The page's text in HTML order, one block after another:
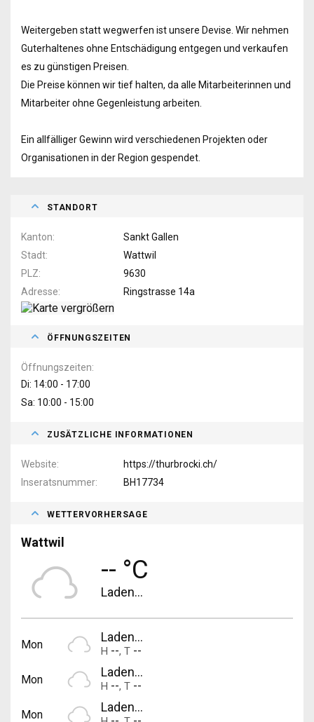
Weitergeben statt wegwerfen ist unsere Devise. Wir nehmen
Guterhaltenes ohne Entschädigung entgegen und verkaufen
es zu günstigen Preisen.
Die Preise können wir tief halten, da alle Mitarbeiterinnen und
Mitarbeiter ohne Gegenleistung arbeiten.
Ein allfälliger Gewinn wird verschiedenen Projekten oder
Organisationen in der Region gespendet.
STANDORT
Kanton
Sankt Gallen
Stadt
Wattwil
PLZ
9630
Adresse
Ringstrasse 14a
ÖFFNUNGSZEITEN
Öffnungszeiten
Di: 14:00 - 17:00
Sa: 10:00 - 15:00
ZUSÄTZLICHE INFORMATIONEN
Website
https://thurbrocki.ch/
Inseratsnummer
BH17734
WETTERVORHERSAGE
Wattwil
-- °C
Laden...
Mon
Laden...
H --, T --
Mon
Laden...
H --, T --
Mon
Laden...